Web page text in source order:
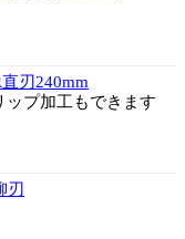
刃240mm
ップ加工もできます
刃